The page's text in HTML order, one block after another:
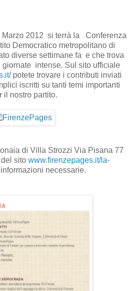
Marzo 2012 si terrà la Conferenza
Democratico metropolitano di
diverse settimane fa e che trova
giornate intense. Sul sito ufficiale
potete trovare i contributi inviati
iscritti su tanti temi importanti
il nostro partito.
di Villa Strozzi Via Pisana 77
sito www.firenzepages.it/la-
necessarie.